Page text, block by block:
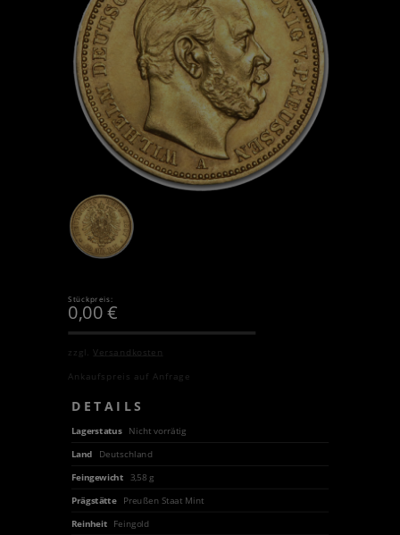
Stückpreis:
0,00€
zzgl.Versandkosten
Ankaufspreis auf Anfrage
DETAILS
Lagerstatus
Nicht vorrätig
Land
Deutschland
Feingewicht
3,58 g
Prägstätte
Preußen Staat Mint
Reinheit
Feingold